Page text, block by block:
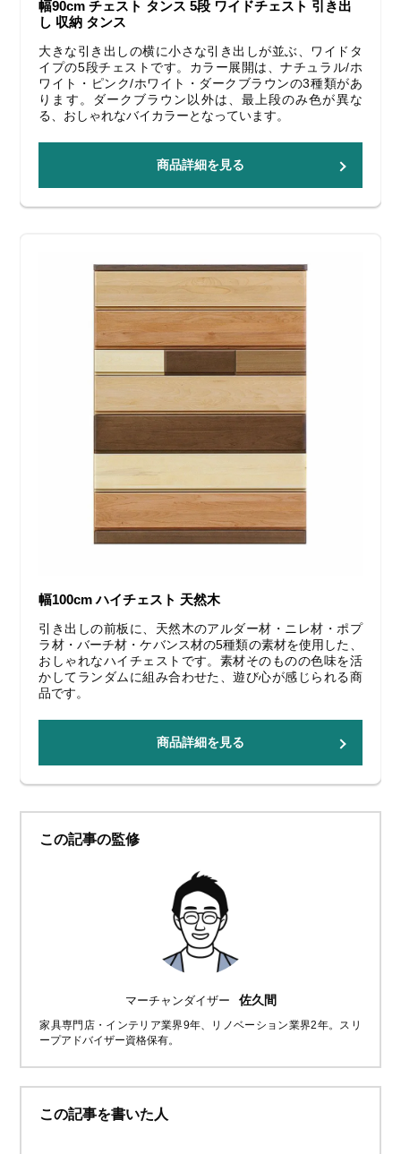
幅90cm チェスト タンス 5段 ワイドチェスト 引き出
し 収納 タンス
大きな引き出しの横に小さな引き出しが並ぶ、ワイドタ
イプの5段チェストです。カラー展開は、ナチュラル/ホ
ワイト・ピンク/ホワイト・ダークブラウンの3種類があ
ります。ダークブラウン以外は、最上段のみ色が異な
る、おしゃれなバイカラーとなっています。
商品詳細を見る
幅100cm ハイチェスト 天然木
引き出しの前板に、天然木のアルダー材・ニレ材・ポプ
ラ材・バーチ材・ケバンス材の5種類の素材を使用した、
おしゃれなハイチェストです。素材そのものの色味を活
かしてランダムに組み合わせた、遊び心が感じられる商
品です。
商品詳細を見る
この記事の監修
マーチャンダイザー 佐久間
家具専門店・インテリア業界9年、リノベーション業界2年。スリ
ープアドバイザー資格保有。
この記事を書いた人